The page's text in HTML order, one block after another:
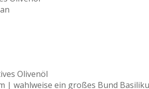
Olivenöl
| wahlweise ein großes Bund